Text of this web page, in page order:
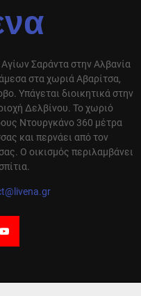
Σαράντα στην Αλβανία
στα χωριά Αβαρίτσα,
Υπάγεται διοικητικά στην
Δελβίνου. Το χωριό
Ντουργκάνο 360 μέτρα
και περνάει από τον
Ο οικισμός περιλαμβάνει